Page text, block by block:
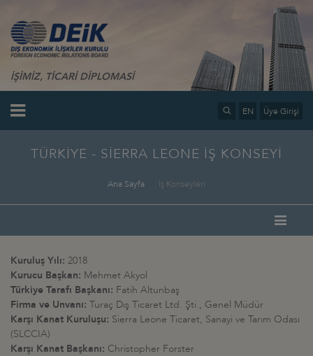
İŞİMİZ, TİCARİ DİPLOMASİ
EN Üye Girişi
TÜRKİYE - SİERRA LEONE İŞ KONSEYİ
Ana Sayfa İş Konseyleri
Kuruluş Yılı: 2018
Kurucu Başkan: Mehmet Akyol
Türkiye Tarafı Başkanı: Fatih Altunbaş
Firma ve Unvanı: Turaç Dış Ticaret Ltd. Şti., Genel Müdür
Karşı Kanat Kuruluşu: Sierra Leone Ticaret, Sanayi ve Tarım Odası
(SLCCIA)
Karşı Kanat Başkanı: Christopher Forster